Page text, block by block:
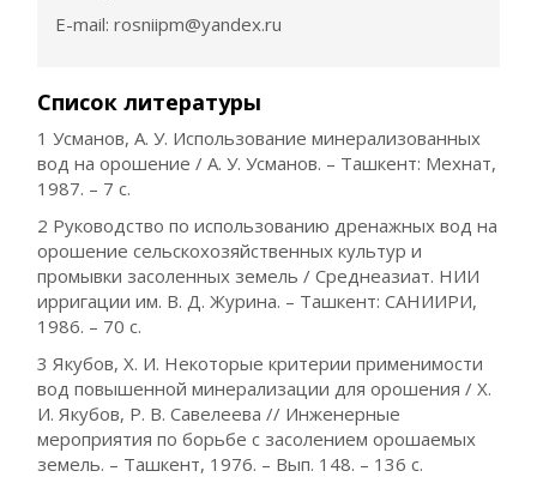
E-mail: rosniipm@yandex.ru
Список литературы
1 Усманов, А. У. Использование минерализованных
вод на орошение / А. У. Усманов. – Ташкент: Мехнат,
1987. – 7 с.
2 Руководство по использованию дренажных вод на
орошение сельскохозяйственных культур и
промывки засоленных земель / Среднеазиат. НИИ
ирригации им. В. Д. Журина. – Ташкент: САНИИРИ,
1986. – 70 с.
3 Якубов, Х. И. Некоторые критерии применимости
вод повышенной минерализации для орошения / Х.
И. Якубов, Р. В. Савелеева // Инженерные
мероприятия по борьбе с засолением орошаемых
земель. – Ташкент, 1976. – Вып. 148. – 136 с.